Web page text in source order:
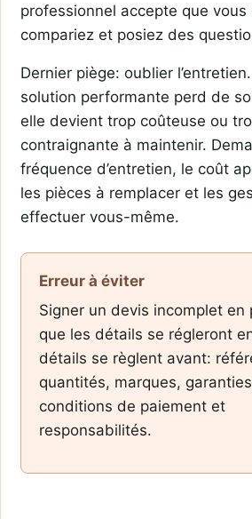
professionnel accepte que vous
compariez et posiez des
Dernier piège: oublier
solution performante perd de
elle devient trop coûteuse ou
contraignante à maintenir.
fréquence d’entretien, le coût
les pièces à remplacer et les
effectuer vous-même.
Erreur à éviter
Signer un devis incomplet en
que les détails se régleront
détails se règlent avant:
quantités, marques,
conditions de paiement et
responsabilités.